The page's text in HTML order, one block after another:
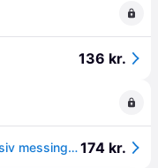
136 kr.
ABUS T84MB/40 mm hængelås, massiv messing, 100% rustfri, sikkerhedsklasse 4174 kr.